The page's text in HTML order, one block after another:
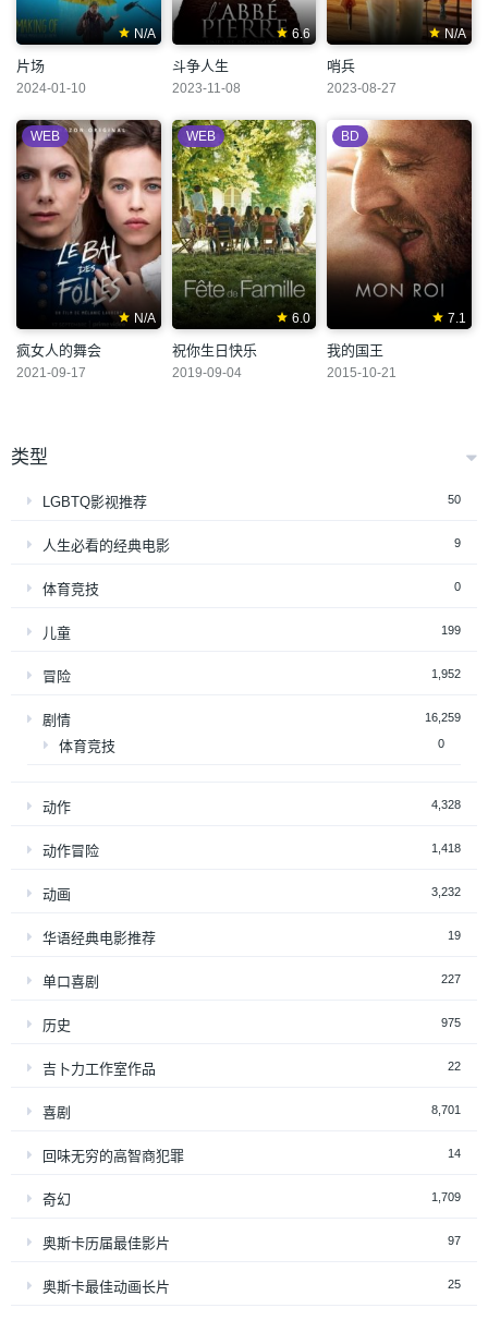
N/A
片场
2024-01-10
6.6
斗争人生
2023-11-08
N/A
哨兵
2023-08-27
N/A
WEB
疯女人的舞会
2021-09-17
6.0
WEB
祝你生日快乐
2019-09-04
7.1
BD
我的国王
2015-10-21
类型
LGBTQ影视推荐 50
人生必看的经典电影 9
体育竞技 0
儿童 199
冒险 1,952
剧情 16,259
体育竞技 0
动作 4,328
动作冒险 1,418
动画 3,232
华语经典电影推荐 19
单口喜剧 227
历史 975
吉卜力工作室作品 22
喜剧 8,701
回味无穷的高智商犯罪 14
奇幻 1,709
奥斯卡历届最佳影片 97
奥斯卡最佳动画长片 25